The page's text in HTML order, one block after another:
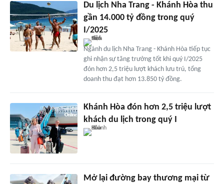
Du lịch Nha Trang - Khánh Hòa thu
gần 14.000 tỷ đồng trong quý
I/2025
Ngành du lịch Nha Trang - Khánh Hòa tiếp tục
ghi nhận sự tăng trưởng tốt khi quý I/2025
đón hơn 2,5 triệu lượt khách lưu trú, tổng
doanh thu đạt hơn 13.850 tỷ đồng.
Khánh Hòa đón hơn 2,5 triệu lượt
khách du lịch trong quý I
Mở lại đường bay thương mại từ